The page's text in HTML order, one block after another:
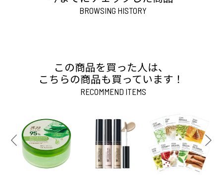
BROWSING HISTORY
この商品を買った人は、
こちらの商品も買っています！
RECOMMEND ITEMS